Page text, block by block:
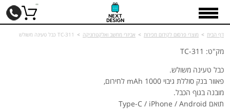
דף הבית > מוצרי פרסום לקידום מכירות > אביזרי מחשב ואלקטרוניקה > TC-311 כבל טעינה משולש
מק"ט: TC-311
כבל טעינה משולש.
פאוור בנק סוללת גיבוי 1000
mAh לחירום,
מובנה בגוף הכבל.
תואם Type-C / iPhone / Android